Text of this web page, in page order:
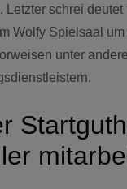
schrei
Wolfy Spielsaal
unter